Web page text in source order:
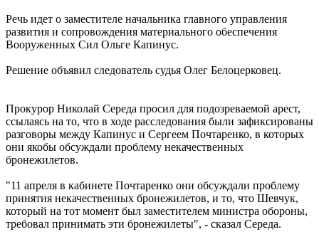
Речь идет о заместителе начальника главного управления
развития и сопровождения материального обеспечения
Вооруженных Сил Ольге Капинус.
Решение объявил следователь судья Олег Белоцерковец.
Прокурор Николай Середа просил для подозреваемой арест,
ссылаясь на то, что в ходе расследования были зафиксированы
разговоры между Капинус и Сергеем Почтаренко, в которых
они якобы обсуждали проблему некачественных
бронежилетов.
"11 апреля в кабинете Почтаренко они обсуждали проблему
принятия некачественных бронежилетов, и то, что Шевчук,
который на тот момент был заместителем министра обороны,
требовал принимать эти бронежилеты", - сказал Середа.